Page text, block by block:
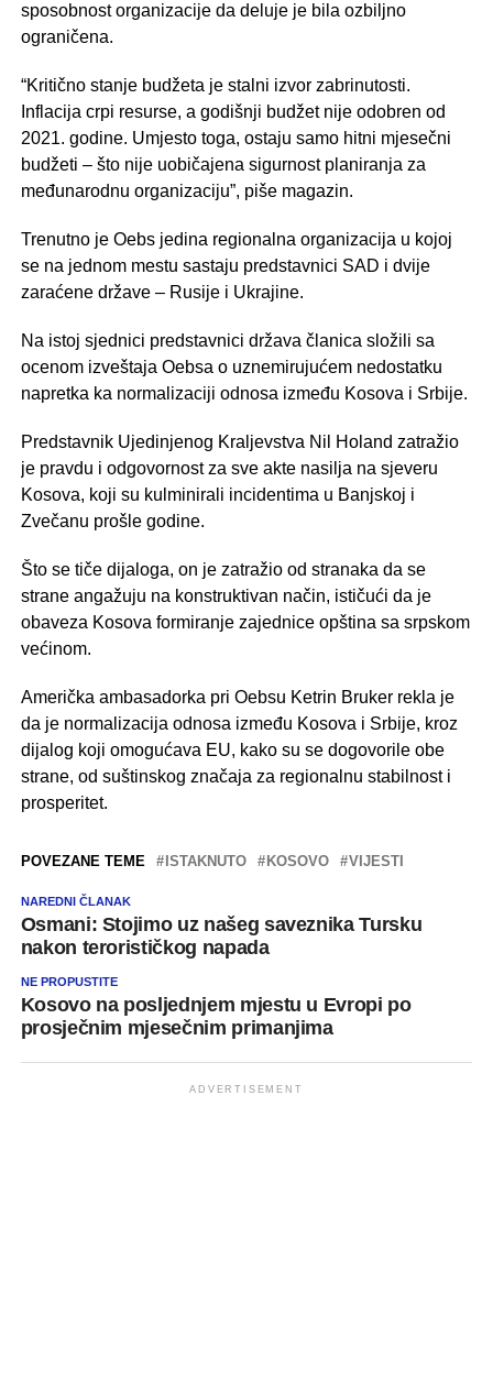
sposobnost organizacije da deluje je bila ozbiljno
ograničena.
“Kritično stanje budžeta je stalni izvor zabrinutosti.
Inflacija crpi resurse, a godišnji budžet nije odobren od
2021. godine. Umjesto toga, ostaju samo hitni mjesečni
budžeti – što nije uobičajena sigurnost planiranja za
međunarodnu organizaciju”, piše magazin.
Trenutno je Oebs jedina regionalna organizacija u kojoj
se na jednom mestu sastaju predstavnici SAD i dvije
zaraćene države – Rusije i Ukrajine.
Na istoj sjednici predstavnici država članica složili sa
ocenom izveštaja Oebsa o uznemirujućem nedostatku
napretka ka normalizaciji odnosa između Kosova i Srbije.
Predstavnik Ujedinjenog Kraljevstva Nil Holand zatražio
je pravdu i odgovornost za sve akte nasilja na sjeveru
Kosova, koji su kulminirali incidentima u Banjskoj i
Zvečanu prošle godine.
Što se tiče dijaloga, on je zatražio od stranaka da se
strane angažuju na konstruktivan način, ističući da je
obaveza Kosova formiranje zajednice opština sa srpskom
većinom.
Američka ambasadorka pri Oebsu Ketrin Bruker rekla je
da je normalizacija odnosa između Kosova i Srbije, kroz
dijalog koji omogućava EU, kako su se dogovorile obe
strane, od suštinskog značaja za regionalnu stabilnost i
prosperitet.
POVEZANE TEME ISTAKNUTO KOSOVO VIJESTI
NAREDNI ČLANAK
Osmani: Stojimo uz našeg saveznika Tursku
nakon terorističkog napada
NE PROPUSTITE
Kosovo na posljednjem mjestu u Evropi po
prosječnim mjesečnim primanjima
ADVERTISEMENT